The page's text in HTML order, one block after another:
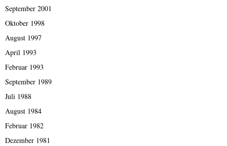
September 2001
Oktober 1998
August 1997
April 1993
Februar 1993
September 1989
Juli 1988
August 1984
Februar 1982
Dezember 1981